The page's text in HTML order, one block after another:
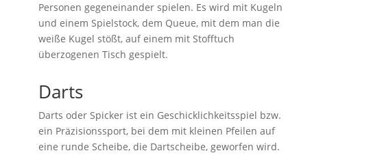
Personen gegeneinander spielen. Es wird mit Kugeln
und einem Spielstock, dem Queue, mit dem man die
weiße Kugel stößt, auf einem mit Stofftuch
überzogenen Tisch gespielt.
Darts
Darts oder Spicker ist ein Geschicklichkeitsspiel bzw.
ein Präzisionssport, bei dem mit kleinen Pfeilen auf
eine runde Scheibe, die Dartscheibe, geworfen wird.